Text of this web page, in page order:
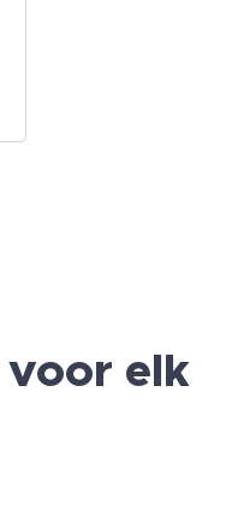
elk